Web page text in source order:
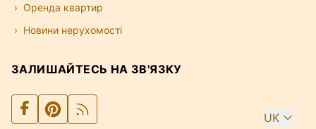
Оренда квартир
Новини нерухомості
ЗАЛИШАЙТЕСЬ НА ЗВ'ЯЗКУ
UK